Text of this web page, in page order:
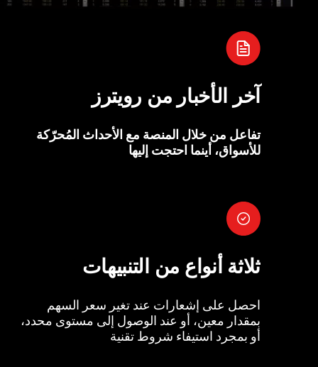
آخر الأخبار من رويترز
تفاعل من خلال المنصة مع الأحداث المُحرّكة
للأسواق، أينما احتجت إليها
ثلاثة أنواع من التنبيهات
احصل على إشعارات عند تغير سعر السهم
بمقدار معين، أو عند الوصول إلى مستوى محدد،
أو بمجرد استيفاء شروط تقنية